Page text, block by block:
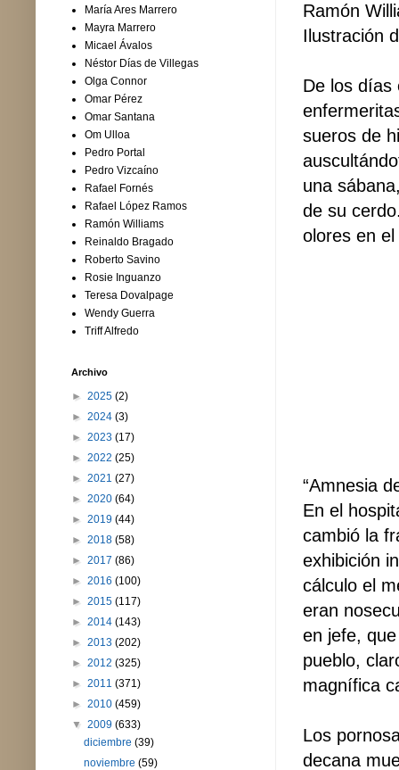
Ramón
Ilustración
De los días
sueros de
una
de su
olores en
“Amnesia
En el
cambió la
exhibición
cálculo el
eran
en jefe,
pueblo,
magnífica
Los
decana
María Ares Marrero
Mayra Marrero
Micael Ávalos
Néstor Días de Villegas
Olga Connor
Omar Pérez
Omar Santana
Om Ulloa
Pedro Portal
Pedro Vizcaíno
Rafael Fornés
Rafael López Ramos
Ramón Williams
Reinaldo Bragado
Roberto Savino
Rosie Inguanzo
Teresa Dovalpage
Wendy Guerra
Triff Alfredo
Archivo
► 2025 (2)
► 2024 (3)
► 2023 (17)
► 2022 (25)
► 2021 (27)
► 2020 (64)
► 2019 (44)
► 2018 (58)
► 2017 (86)
► 2016 (100)
► 2015 (117)
► 2014 (143)
► 2013 (202)
► 2012 (325)
► 2011 (371)
► 2010 (459)
▼ 2009 (633)
diciembre(39)
noviembre(59)